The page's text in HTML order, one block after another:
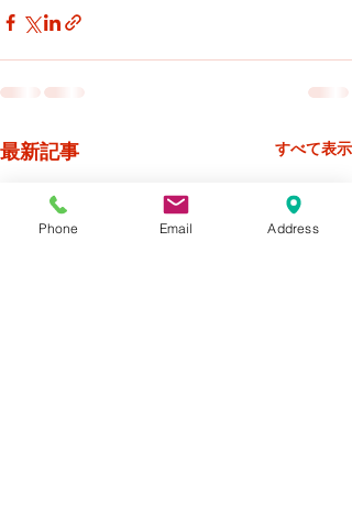
最新記事 すべて表示
Phone Email Address